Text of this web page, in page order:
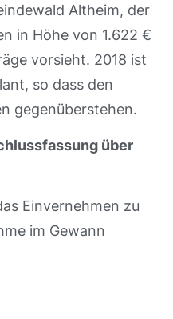
Altheim, der
in Höhe von 1.622 €
vorsieht. 2018 ist
so dass den
gegenüberstehen.
über
Einvernehmen zu
im Gewann